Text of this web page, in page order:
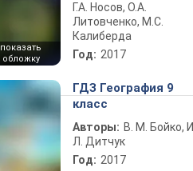
показать
обложку
Г.А. Носов, О.А.
Литовченко, М.С.
Калиберда
Год: 2017
ГДЗ География 9
класс
Авторы: В. М. Бойко, И.
Л. Дитчук
Год: 2017